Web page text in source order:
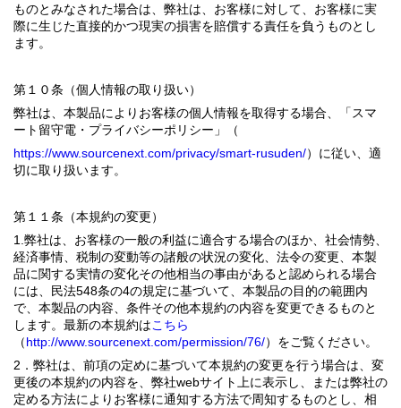
ものとみなされた場合は、弊社は、お客様に対して、お客様に実
際に生じた直接的かつ現実の損害を賠償する責任を負うものとし
ます。
第１０条（個人情報の取り扱い）
弊社は、本製品によりお客様の個人情報を取得する場合、「スマ
ート留守電・プライバシーポリシー」（
https://www.sourcenext.com/privacy/smart-rusuden/）に従い、適
切に取り扱います。
第１１条（本規約の変更）
1.弊社は、お客様の一般の利益に適合する場合のほか、社会情勢、
経済事情、税制の変動等の諸般の状況の変化、法令の変更、本製
品に関する実情の変化その他相当の事由があると認められる場合
には、民法548条の4の規定に基づいて、本製品の目的の範囲内
で、本製品の内容、条件その他本規約の内容を変更できるものと
します。最新の本規約はこちら
（http://www.sourcenext.com/permission/76/）をご覧ください。
2．弊社は、前項の定めに基づいて本規約の変更を行う場合は、変
更後の本規約の内容を、弊社webサイト上に表示し、または弊社の
定める方法によりお客様に通知する方法で周知するものとし、相